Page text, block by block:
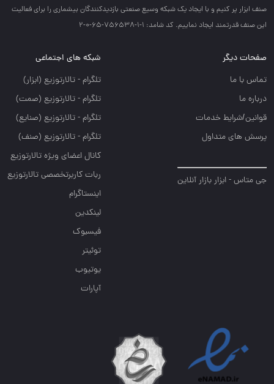
صنف ابزار پر كنيم و با ايجاد يك شبكه وسيع صنعتي بازديدكنندگان بيشماري را براي فعاليت
اين صنف قدرتمند ايجاد نماييم. کد شامد: 1-1-756538-65-0-2
صفحات دیگر
تماس با ما
درباره ما
قوانین/شرایط خدمات
پرسش های متداول
جی متاس - ابزار بازار آنلاین
شبکه های اجتماعی
تلگرام - تالارتوزيع (ابزار)
تلگرام - تالارتوزيع (صمت)
تلگرام - تالارتوزيع (صنايع)
تلگرام - تالارتوزیع (صنف)
کانال اعضای ویژه تالارتوزیع
ربات کاربرتخصصی تالارتوزیع
اینستاگرام
لینکدین
فیسبوک
توئیتر
یوتیوب
آپارات